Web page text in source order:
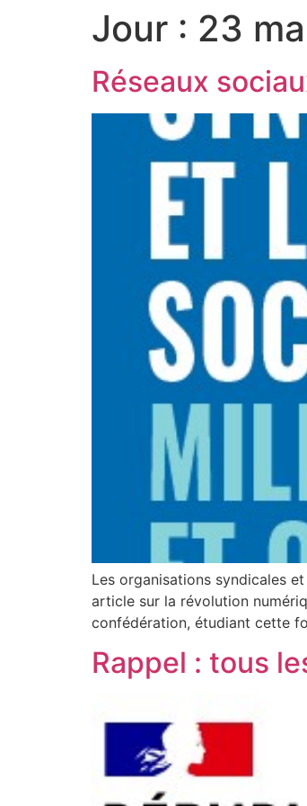
Jour : 23
Réseaux
Les organisations syndicales
article sur la révolution
confédération, étudiant cette
Rappel : tous